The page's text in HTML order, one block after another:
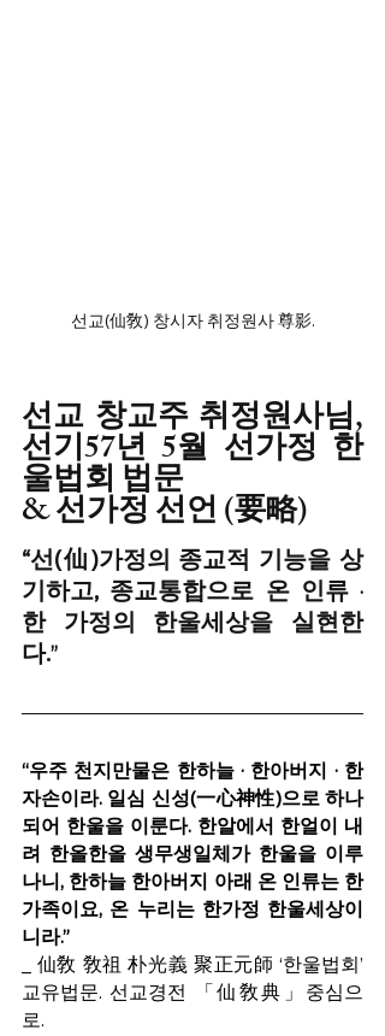
선교(仙敎) 창시자 취정원사 尊影.
선교 창교주 취정원사님,
선기57년 5월 선가정 한
울법회 법문
& 선가정 선언 (要略)
“선(仙)가정의 종교적 기능을 상
기하고, 종교통합으로 온 인류
한 가정의 한울세상을 실현한
다.”
“우주 천지만물은 한하늘 · 한아버지 · 한
자손이라. 일심 신성(一心神性)으로 하나
되어 한울을 이룬다. 한알에서 한얼이 내
려 한올한올 생무생일체가 한울을 이루
나니, 한하늘 한아버지 아래 온 인류는 한
가족이요, 온 누리는 한가정 한울세상이
니라.”
_ 仙敎 敎祖 朴光義 聚正元師 ‘한울법회’
교유법문. 선교경전 「仙敎典」중심으
로.